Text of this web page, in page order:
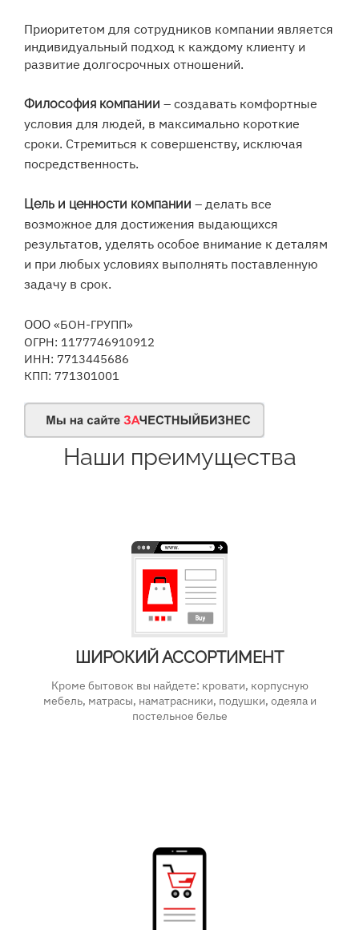
Приоритетом для сотрудников компании является
индивидуальный подход к каждому клиенту и
развитие долгосрочных отношений.
Философия компании – создавать комфортные
условия для людей, в максимально короткие
сроки. Стремиться к совершенству, исключая
посредственность.
Цель и ценности компании – делать все
возможное для достижения выдающихся
результатов, уделять особое внимание к деталям
и при любых условиях выполнять поставленную
задачу в срок.
ООО «БОН-ГРУПП»
ОГРН: 1177746910912
ИНН: 7713445686
КПП: 771301001
Наши преимущества
ШИРОКИЙ АССОРТИМЕНТ
Кроме бытовок вы найдете: кровати, корпусную
мебель, матрасы, наматрасники, подушки, одеяла и
постельное белье